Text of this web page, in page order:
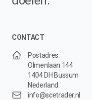
CONTACT
Postadres:
Olmenlaan 144
1404 DH Bussum
Nederland
info@scetrader.nl